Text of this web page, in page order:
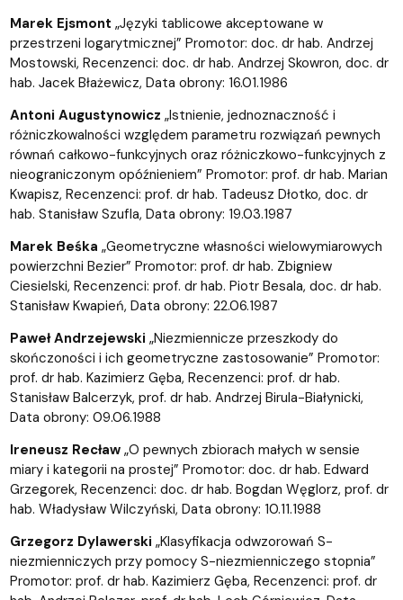
Marek Ejsmont „Języki tablicowe akceptowane w
przestrzeni logarytmicznej” Promotor: doc. dr hab. Andrzej
Mostowski, Recenzenci: doc. dr hab. Andrzej Skowron, doc. dr
hab. Jacek Błażewicz, Data obrony: 16.01.1986
Antoni Augustynowicz „Istnienie, jednoznaczność i
różniczkowalności względem parametru rozwiązań pewnych
równań całkowo-funkcyjnych oraz różniczkowo-funkcyjnych z
nieograniczonym opóźnieniem” Promotor: prof. dr hab. Marian
Kwapisz, Recenzenci: prof. dr hab. Tadeusz Dłotko, doc. dr
hab. Stanisław Szufla, Data obrony: 19.03.1987
Marek Beśka „Geometryczne własności wielowymiarowych
powierzchni Bezier” Promotor: prof. dr hab. Zbigniew
Ciesielski, Recenzenci: prof. dr hab. Piotr Besala, doc. dr hab.
Stanisław Kwapień, Data obrony: 22.06.1987
Paweł Andrzejewski „Niezmiennicze przeszkody do
skończoności i ich geometryczne zastosowanie” Promotor:
prof. dr hab. Kazimierz Gęba, Recenzenci: prof. dr hab.
Stanisław Balcerzyk, prof. dr hab. Andrzej Birula-Białynicki,
Data obrony: 09.06.1988
Ireneusz Recław„O pewnych zbiorach małych w sensie
miary i kategorii na prostej” Promotor: doc. dr hab. Edward
Grzegorek, Recenzenci: doc. dr hab. Bogdan Węglorz, prof. dr
hab. Władysław Wilczyński, Data obrony: 10.11.1988
Grzegorz Dylawerski „Klasyfikacja odwzorowań S-
niezmienniczych przy pomocy S-niezmienniczego stopnia”
Promotor: prof. dr hab. Kazimierz Gęba, Recenzenci: prof. dr